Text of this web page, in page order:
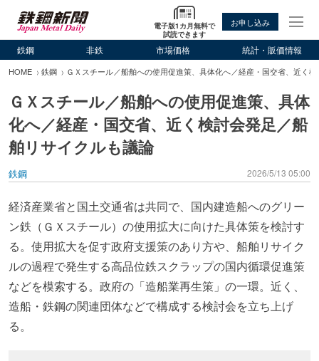
電子版1カ月無料で
試読できます
お申し込み
鉄鋼 非鉄 市場価格 統計・販価情報
HOME 鉄鋼 ＧＸスチール／船舶への使用促進策、具体化へ／経産・国交省、近く
ＧＸスチール／船舶への使用促進策、具体
化へ／経産・国交省、近く検討会発足／船
舶リサイクルも議論
鉄鋼 2026/5/13 05:00
経済産業省と国土交通省は共同で、国内建造船へのグリー
ン鉄（ＧＸスチール）の使用拡大に向けた具体策を検討す
る。使用拡大を促す政府支援策のあり方や、船舶リサイク
ルの過程で発生する高品位鉄スクラップの国内循環促進策
などを模索する。政府の「造船業再生策」の一環。近く、
造船・鉄鋼の関連団体などで構成する検討会を立ち上げ
る。